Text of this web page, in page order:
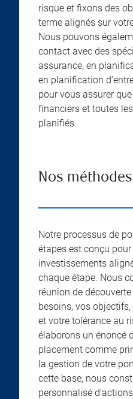
risque et fixons des
terme alignés sur
Nous pouvons
contact avec des
assurance, en
en planification
pour vous assurer
financiers et toutes
planifiés.
Nos
Notre processus de
étapes est conçu
investissements
chaque étape. Nous
réunion de
besoins, vos
et votre tolérance au
élaborons un énoncé
placement comme
la gestion de votre
cette base, nous
personnalisé